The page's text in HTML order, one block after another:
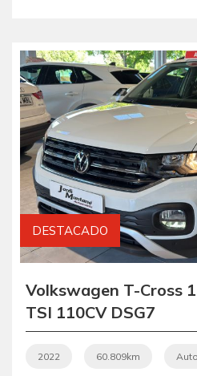
DESTACADO
Volkswagen T-Cross
TSI 110CV DSG7
ADVANCE .-"
AUTOMÁTICO ".-"
2022 60.809km